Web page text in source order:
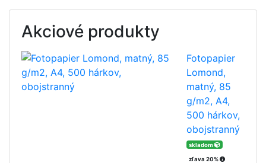
Akciové produkty
Fotopapier
Lomond,
matný, 85
g/m2, A4,
500 hárkov,
obojstranný
skladom
zľava 20%